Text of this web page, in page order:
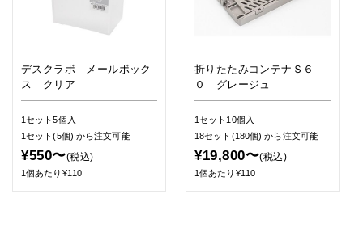
デスクラボ メールボック
ス クリア
1セット5個入
1セット(5個) から注文可能
¥550〜(税込)
1個あたり¥110
折りたたみコンテナＳ６
０ グレージュ
1セット10個入
18セット(180個)から注文可能
¥19,800〜(税込)
1個あたり¥110